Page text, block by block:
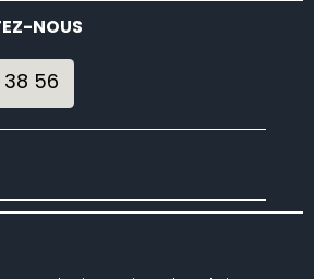
NOUS
56